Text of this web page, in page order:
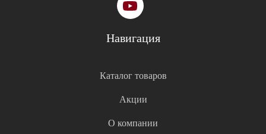
Навигация
Каталог товаров
Акции
О компании